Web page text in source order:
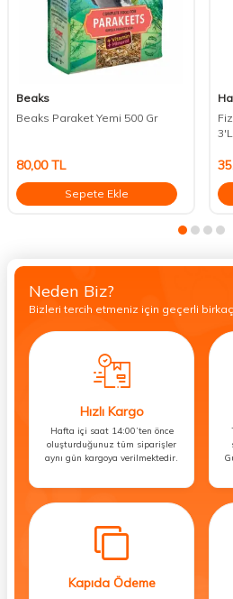
Beaks
Beaks Paraket Yemi 500 Gr
80,00TL
Sepete Ekle
Neden Biz?
Bizleri tercih etmeniz için geçerli
Hızlı Kargo
Hafta içi saat 14:00’ten önce
oluşturduğunuz tüm siparişler
aynı gün kargoya verilmektedir.
Kapıda Ödeme